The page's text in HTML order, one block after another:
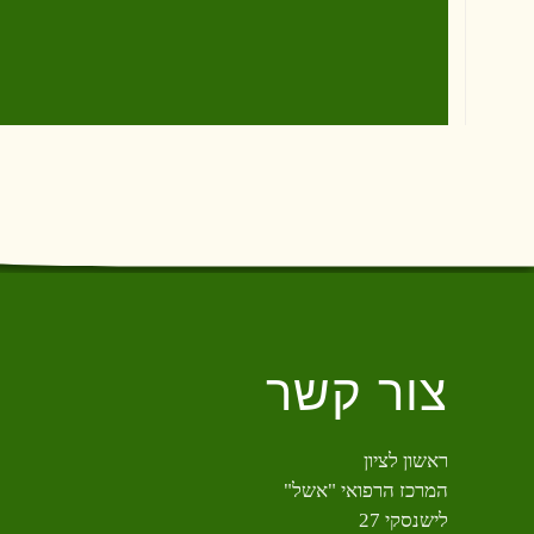
צור קשר
ראשון לציון
המרכז הרפואי "אשל"
לישנסקי 27